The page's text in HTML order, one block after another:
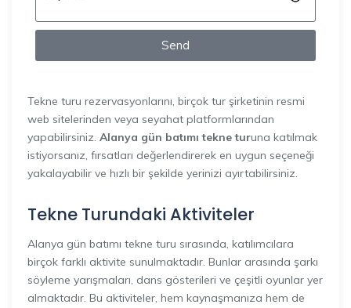
Send
Tekne turu rezervasyonlarını, birçok tur şirketinin resmi
web sitelerinden veya seyahat platformlarından
yapabilirsiniz. Alanya gün batımı tekne turuna katılmak
istiyorsanız, fırsatları değerlendirerek en uygun seçeneği
yakalayabilir ve hızlı bir şekilde yerinizi ayırtabilirsiniz.
Tekne Turundaki Aktiviteler
Alanya gün batımı tekne turu sırasında, katılımcılara
birçok farklı aktivite sunulmaktadır. Bunlar arasında şarkı
söyleme yarışmaları, dans gösterileri ve çeşitli oyunlar yer
almaktadır. Bu aktiviteler, hem kaynaşmanıza hem de